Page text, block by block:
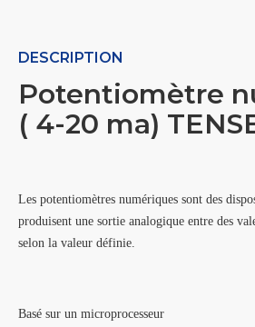
DESCRIPTION
Potentiomètre
( 4-20 ma)
Les potentiomètres numériques sont des
produisent une sortie analogique entre des
selon la valeur définie.
Basé sur un microprocesseur